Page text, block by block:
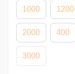
1000 1200
2000 400
3000